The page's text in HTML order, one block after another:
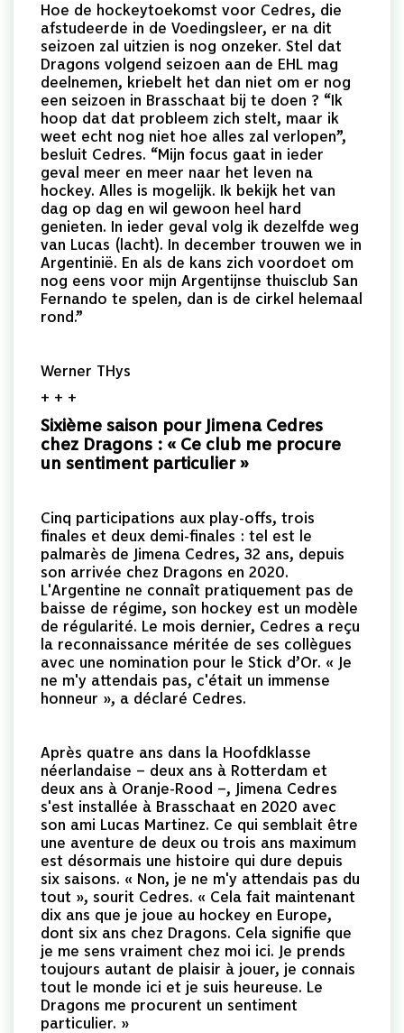
Hoe de hockeytoekomst voor Cedres, die
afstudeerde in de Voedingsleer, er na dit
seizoen zal uitzien is nog onzeker. Stel dat
Dragons volgend seizoen aan de EHL mag
deelnemen, kriebelt het dan niet om er nog
een seizoen in Brasschaat bij te doen ? “Ik
hoop dat dat probleem zich stelt, maar ik
weet echt nog niet hoe alles zal verlopen”,
besluit Cedres. “Mijn focus gaat in ieder
geval meer en meer naar het leven na
hockey. Alles is mogelijk. Ik bekijk het van
dag op dag en wil gewoon heel hard
genieten. In ieder geval volg ik dezelfde weg
van Lucas (lacht). In december trouwen we in
Argentinië. En als de kans zich voordoet om
nog eens voor mijn Argentijnse thuisclub San
Fernando te spelen, dan is de cirkel helemaal
rond.”
Werner THys
+ + +
Sixième saison pour Jimena Cedres
chez Dragons : « Ce club me procure
un sentiment particulier »
Cinq participations aux play-offs, trois
finales et deux demi-finales : tel est le
palmarès de Jimena Cedres, 32 ans, depuis
son arrivée chez Dragons en 2020.
L'Argentine ne connaît pratiquement pas de
baisse de régime, son hockey est un modèle
de régularité. Le mois dernier, Cedres a reçu
la reconnaissance méritée de ses collègues
avec une nomination pour le Stick d’Or. « Je
ne m'y attendais pas, c'était un immense
honneur », a déclaré Cedres.
Après quatre ans dans la Hoofdklasse
néerlandaise – deux ans à Rotterdam et
deux ans à Oranje-Rood –, Jimena Cedres
s'est installée à Brasschaat en 2020 avec
son ami Lucas Martinez. Ce qui semblait être
une aventure de deux ou trois ans maximum
est désormais une histoire qui dure depuis
six saisons. « Non, je ne m'y attendais pas du
tout », sourit Cedres. « Cela fait maintenant
dix ans que je joue au hockey en Europe,
dont six ans chez Dragons. Cela signifie que
je me sens vraiment chez moi ici. Je prends
toujours autant de plaisir à jouer, je connais
tout le monde ici et je suis heureuse. Le
Dragons me procurent un sentiment
particulier. »